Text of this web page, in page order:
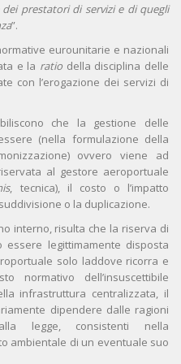
prestatori di servizi e di quegli
”.
eurounitarie e nazionali
e la ratio della disciplina delle
con l’erogazione dei servizi di
che la gestione delle
(nella formulazione della
ovvero viene ad
al gestore aeroportuale
, tecnica), il costo o l’impatto
o la duplicazione.
interno, risulta che la riserva di
legittimamente disposta
solo laddove ricorra e
normativo dell’insuscettibile
infrastruttura centralizzata, il
dipendere dalle ragioni
legge, consistenti nella
ambientale di un eventuale suo